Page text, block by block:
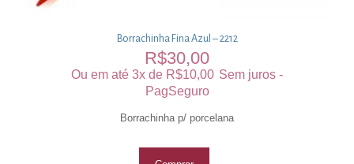
Borrachinha Fina Azul – 2212
R$30,00
Ou em até 3x de R$10,00 Sem juros -
PagSeguro
Borrachinha p/ porcelana